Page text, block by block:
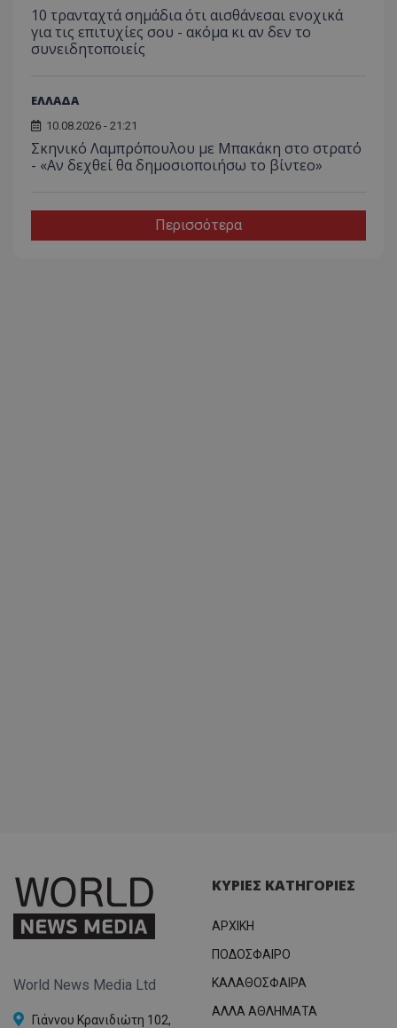
10 τρανταχτά σημάδια ότι αισθάνεσαι ενοχικά
για τις επιτυχίες σου - ακόμα κι αν δεν το
συνειδητοποιείς
ΕΛΛΑΔΑ
10.08.2026 - 21:21
Σκηνικό Λαμπρόπουλου με Μπακάκη στο στρατό
- «Αν δεχθεί θα δημοσιοποιήσω το βίντεο»
Περισσότερα
World News Media Ltd
Γιάννου Κρανιδιώτη 102,
ΚΥΡΙΕΣ ΚΑΤΗΓΟΡΙΕΣ
ΑΡΧΙΚΗ
ΠΟΔΟΣΦΑΙΡΟ
ΚΑΛΑΘΟΣΦΑΙΡΑ
ΑΛΛΑ ΑΘΛΗΜΑΤΑ